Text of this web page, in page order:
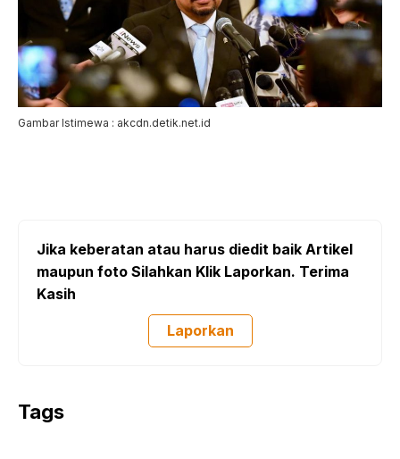
Gambar Istimewa : akcdn.detik.net.id
Jika keberatan atau harus diedit baik Artikel
maupun foto Silahkan Klik Laporkan. Terima
Kasih
Laporkan
Tags